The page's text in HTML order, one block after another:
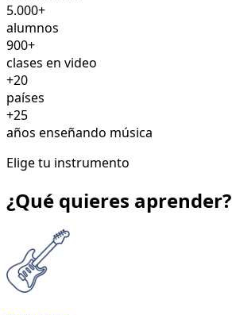
5.000+
alumnos
900+
clases en video
+20
países
+25
años enseñando música
Elige tu instrumento
¿Qué quieres aprender?